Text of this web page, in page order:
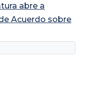
abre a
Acuerdo sobre